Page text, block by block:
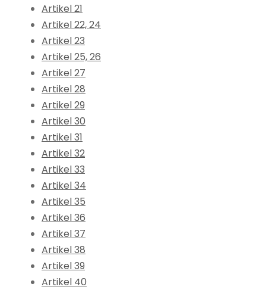
Artikel 21
Artikel 22, 24
Artikel 23
Artikel 25, 26
Artikel 27
Artikel 28
Artikel 29
Artikel 30
Artikel 31
Artikel 32
Artikel 33
Artikel 34
Artikel 35
Artikel 36
Artikel 37
Artikel 38
Artikel 39
Artikel 40